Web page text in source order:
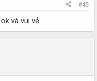
#45
và vui vẻ